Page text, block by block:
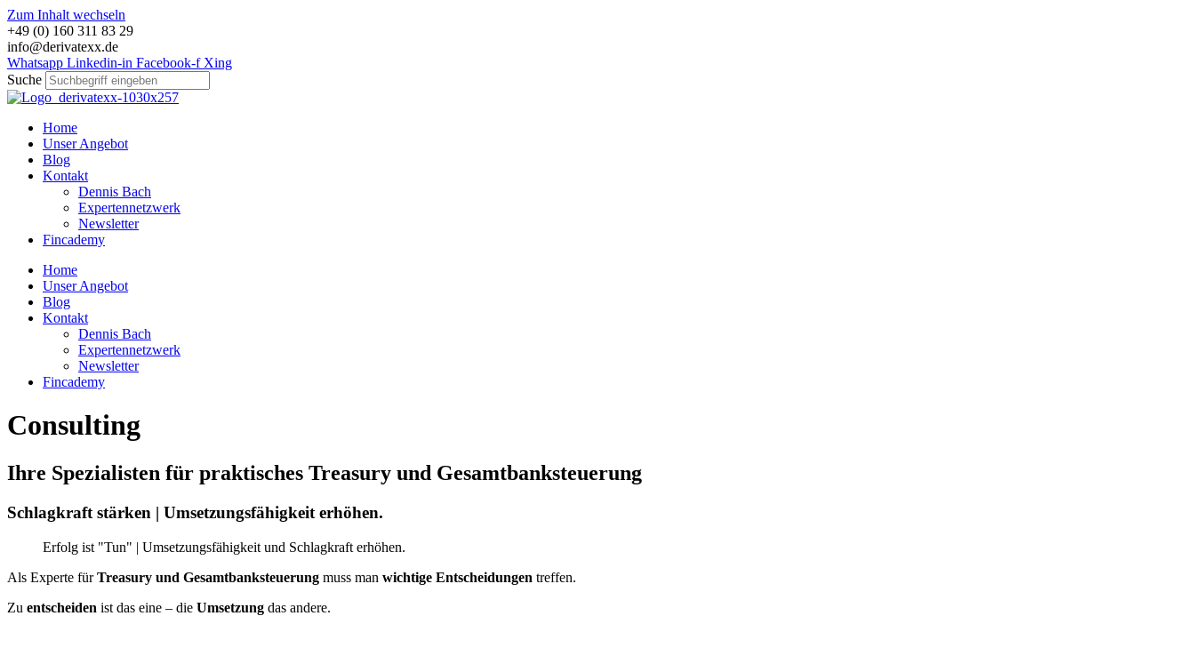
Zum Inhalt wechseln
+49 (0) 160 311 83 29
info@derivatexx.de
Whatsapp Linkedin-in Facebook-f Xing
Suche
Home
Unser Angebot
Blog
Kontakt
Dennis Bach
Expertennetzwerk
Newsletter
Fincademy
Home
Unser Angebot
Blog
Kontakt
Dennis Bach
Expertennetzwerk
Newsletter
Fincademy
Consulting
Ihre Spezialisten für praktisches Treasury und Gesamtbanksteuerung
Schlagkraft stärken | Umsetzungsfähigkeit erhöhen.
Erfolg ist "Tun" | Umsetzungsfähigkeit und Schlagkraft erhöhen.
Als Experte fürTreasury und Gesamtbanksteuerung muss man wichtige Entscheidungen treffen.
Zu entscheiden ist das eine – die Umsetzung das andere.